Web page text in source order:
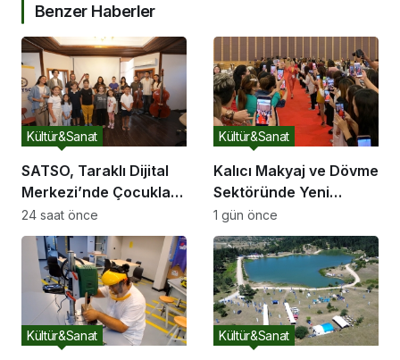
Benzer Haberler
SATSO, Taraklı Dijital
Merkezi’nde Çocukları
Sanatla Buluşturdu
Kültür&Sanat
24 saat önce
Kalıcı Makyaj ve Dövme
Sektöründe Yeni
Dönem: 2026’nın Ana
Gündemi Güvenli
Pigment ve Bilimsel
Eğitim
Kültür&Sanat
1 gün önce
Kültür&Sanat Kültür&Sanat